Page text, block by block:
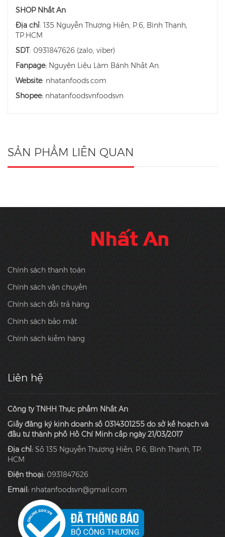
SHOP Nhất An
Địa chỉ: 135 Nguyễn Thượng Hiền, P.6, Bình Thạnh,
TP.HCM
SDT: 0931847626 (zalo, viber)
Fanpage: Nguyên Liệu Làm Bánh Nhất An.
Website: nhatanfoods.com
Shopee: nhatanfoodsvnfoodsvn
SẢN PHẨM LIÊN QUAN
Chính sách thanh toán
Chính sách vận chuyển
Chính sách đổi trả hàng
Chính sách bảo mật
Chính sách kiểm hàng
Liên hệ
Công ty TNHH Thực phẩm Nhất An
Giấy đăng ký kinh doanh số 0314301255 do sở kế hoạch và
đầu tư thành phố Hồ Chí Minh cấp ngày 21/03/2017
Địa chỉ: Số 135 Nguyễn Thượng Hiền, P.6, Bình Thạnh, TP.
HCM
Điện thoại: 0931847626
Email: nhatanfoodsvn@gmail.com